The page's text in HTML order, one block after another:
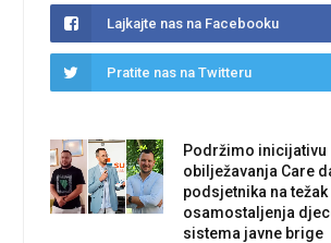
Lajkajte nas na Facebooku
Pratite nas na Twitteru
Podržimo inicijativu
obilježavanja Care
podsjetnika na težak
osamostaljenja
sistema javne brige